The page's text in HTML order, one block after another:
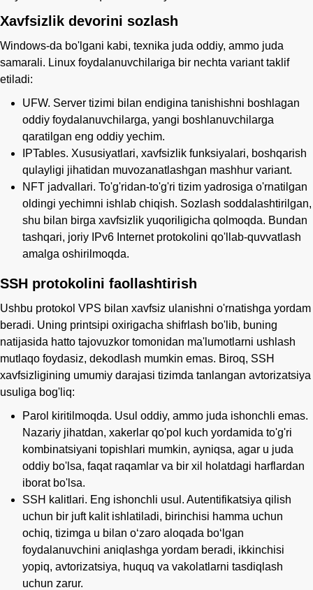
Xavfsizlik devorini sozlash
Windows-da bo'lgani kabi, texnika juda oddiy, ammo juda
samarali. Linux foydalanuvchilariga bir nechta variant taklif
etiladi:
UFW. Server tizimi bilan endigina tanishishni boshlagan
oddiy foydalanuvchilarga, yangi boshlanuvchilarga
qaratilgan eng oddiy yechim.
IPTables. Xususiyatlari, xavfsizlik funksiyalari, boshqarish
qulayligi jihatidan muvozanatlashgan mashhur variant.
NFT jadvallari. To'g'ridan-to'g'ri tizim yadrosiga o'rnatilgan
oldingi yechimni ishlab chiqish. Sozlash soddalashtirilgan,
shu bilan birga xavfsizlik yuqoriligicha qolmoqda. Bundan
tashqari, joriy IPv6 Internet protokolini qo'llab-quvvatlash
amalga oshirilmoqda.
SSH protokolini faollashtirish
Ushbu protokol VPS bilan xavfsiz ulanishni o'rnatishga yordam
beradi. Uning printsipi oxirigacha shifrlash bo'lib, buning
natijasida hatto tajovuzkor tomonidan ma'lumotlarni ushlash
mutlaqo foydasiz, dekodlash mumkin emas. Biroq, SSH
xavfsizligining umumiy darajasi tizimda tanlangan avtorizatsiya
usuliga bog'liq:
Parol kiritilmoqda. Usul oddiy, ammo juda ishonchli emas.
Nazariy jihatdan, xakerlar qo'pol kuch yordamida to'g'ri
kombinatsiyani topishlari mumkin, ayniqsa, agar u juda
oddiy bo'lsa, faqat raqamlar va bir xil holatdagi harflardan
iborat bo'lsa.
SSH kalitlari. Eng ishonchli usul. Autentifikatsiya qilish
uchun bir juft kalit ishlatiladi, birinchisi hamma uchun
ochiq, tizimga u bilan oʻzaro aloqada boʻlgan
foydalanuvchini aniqlashga yordam beradi, ikkinchisi
yopiq, avtorizatsiya, huquq va vakolatlarni tasdiqlash
uchun zarur.